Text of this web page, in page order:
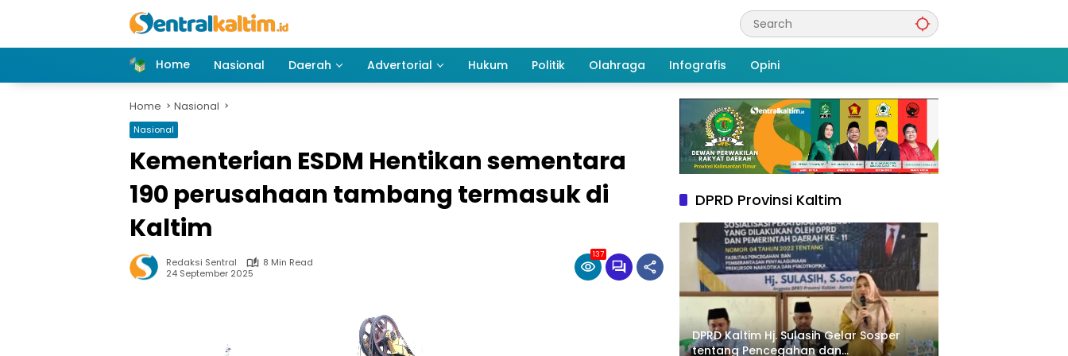
Home
Nasional Daerah Advertorial Hukum Politik Olahraga Infografis Opini
Home Nasional
Nasional
Kementerian ESDM Hentikan sementara
190 perusahaan tambang termasuk di
Kaltim
Redaksi Sentral
8 Min Read
24 September 2025
137
DPRD Provinsi Kaltim
DPRD Kaltim Hj. Sulasih Gelar Sosper
tentang Pencegahan dan